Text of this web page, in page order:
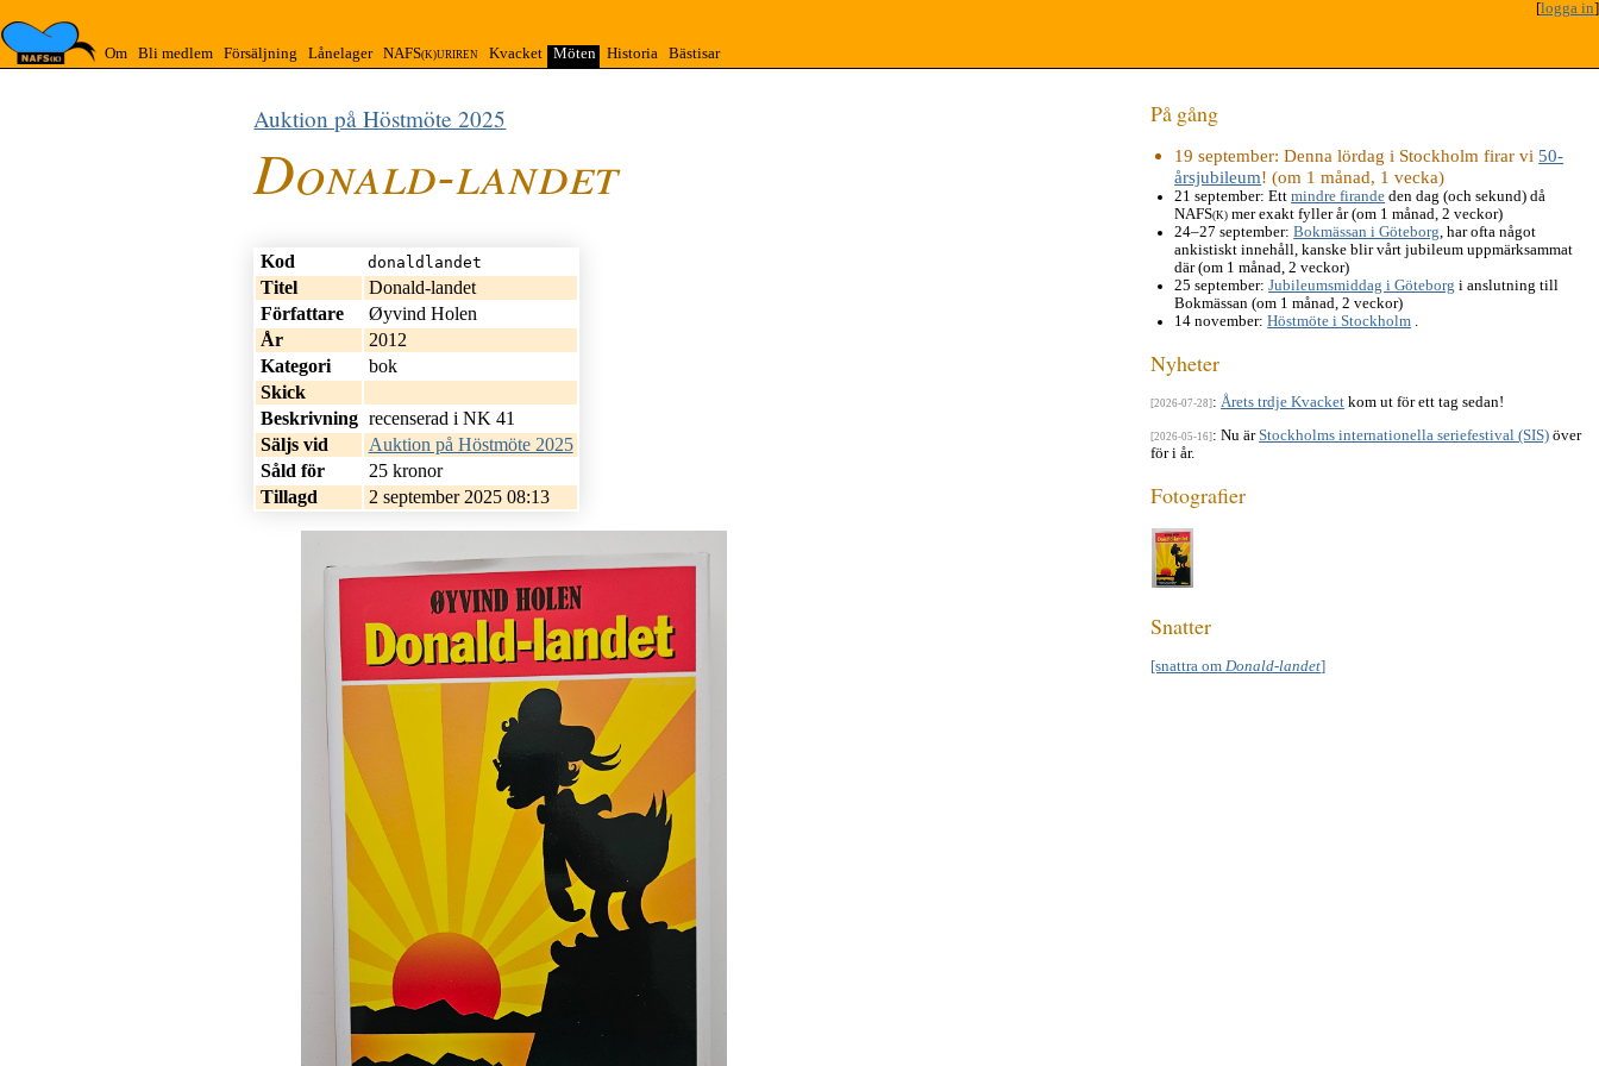
[logga in]
Om Bli medlem Försäljning Lånelager NAFS(K)URIREN Kvacket Möten Historia Bästisar
Auktion på Höstmöte 2025
Donald-landet
Kod donaldlandet
Titel
Donald-landet
Författare
Øyvind Holen
År
2012
Kategori
bok
Skick
Beskrivning recenserad i NK 41
Säljs vid
Auktion på Höstmöte 2025
Såld för
25 kronor
Tillagd
2 september 2025 08:13
På gång
19 september: Denna lördag i Stockholm firar vi 50-
årsjubileum! (om 1 månad, 1 vecka)
21 september: Ettmindre firande den dag (och sekund) då
NAFS(K) mer exakt fyller år (om 1 månad, 2 veckor)
24–27 september:Bokmässan i Göteborg , har ofta något
ankistiskt innehåll, kanske blir vårt jubileum uppmärksammat
där (om 1 månad, 2 veckor)
25 september:Jubileumsmiddag i Göteborg i anslutning till
Bokmässan (om 1 månad, 2 veckor)
14 november:Höstmöte i Stockholm
Nyheter
[2026-07-28] :Årets trdje Kvacket kom ut för ett tag sedan!
[2026-05-16] : Nu ärStockholms internationella seriefestival (SIS) över
för i år.
Fotografier
Snatter
[snattra om Donald-landet]